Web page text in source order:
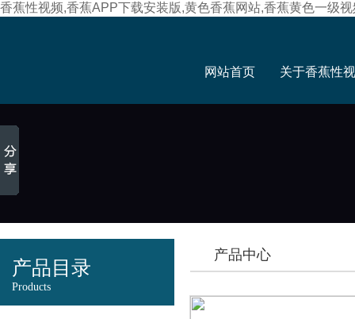
香蕉性视频,香蕉APP下载安装版,黄色香蕉网站,香蕉黄色一级视
网站首页 关于香蕉性
产品目录
Products
产品中心